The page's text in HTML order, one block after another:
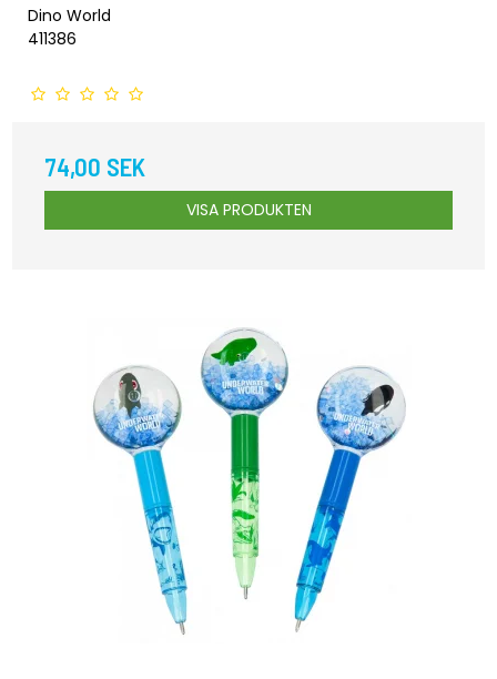
Dino World
411386
74,00 SEK
VISA PRODUKTEN